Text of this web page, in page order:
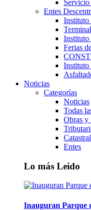
Entes
Instituto
Instituto
Ferias
Noticias
Categorías
Noticias
Todas
Obras y
Catastral
Entes
Lo más Leido
Inauguran Parque